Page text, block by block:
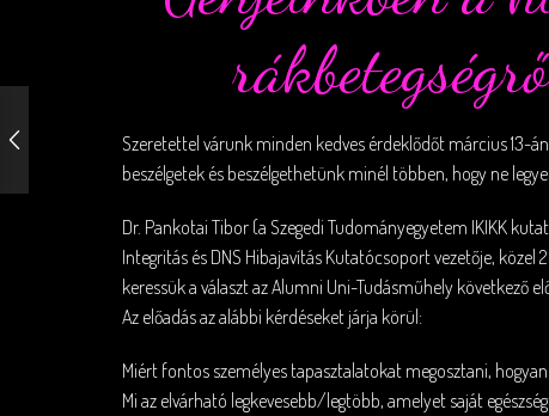
Szeretettel várunk minden kedves érdeklődőt március 13-
beszélgetek és beszélgethetünk minél többen, hogy ne
Dr. Pankotai Tibor (a Szegedi Tudományegyetem IKIKK
Integritás és DNS Hibajavítás Kutatócsoport vezetője, közel
keressük a választ az Alumni Uni-Tudásműhely következő
Az előadás az alábbi kérdéseket járja körül:
Miért fontos személyes tapasztalatokat megosztani,
Mi az elvárható legkevesebb/legtöbb, amelyet saját